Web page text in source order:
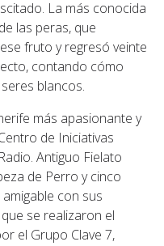
La más conocida
las peras, que
fruto y regresó veinte
contando cómo
blancos.
más apasionante y
de Iniciativas
Antiguo Fielato
de Perro y cinco
con sus
se realizaron el
el Grupo Clave 7,